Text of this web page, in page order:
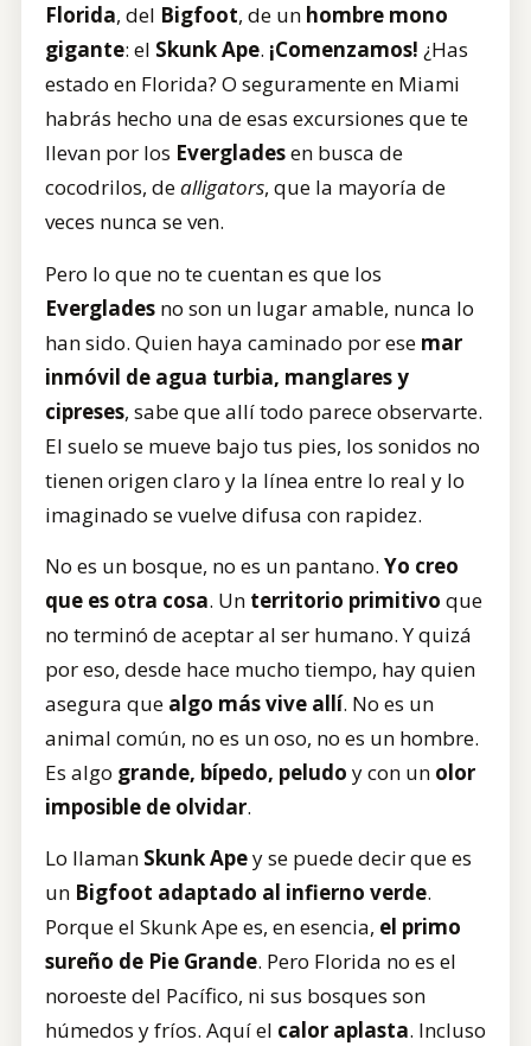
Florida, del Bigfoot, de un hombre mono
gigante: el Skunk Ape. ¡Comenzamos! ¿Has
estado en Florida? O seguramente en Miami
habrás hecho una de esas excursiones que te
llevan por los Evergladesen busca de
cocodrilos, dealligators, que la mayoría de
veces nunca se ven.
Pero lo que no te cuentan es que los
Everglades no son un lugar amable, nunca lo
han sido. Quien haya caminado por ese mar
inmóvil de agua turbia, manglares y
cipreses, sabe que allí todo parece observarte.
El suelo se mueve bajo tus pies, los sonidos no
tienen origen claro y la línea entre lo real y lo
imaginado se vuelve difusa con rapidez.
No es un bosque, no es un pantano. Yo creo
que es otra cosa. Un territorio primitivo que
no terminó de aceptar al ser humano. Y quizá
por eso, desde hace mucho tiempo, hay quien
asegura que algo más vive allí. No es un
animal común, no es un oso, no es un hombre.
Es algo grande, bípedo, peludo y con un olor
imposible de olvidar.
Lo llaman Skunk Apey se puede decir que es
un Bigfoot adaptado al infierno verde.
Porque el Skunk Ape es, en esencia, el primo
sureño de Pie Grande. Pero Florida no es el
noroeste del Pacífico, ni sus bosques son
húmedos y fríos. Aquí el calor aplasta. Incluso